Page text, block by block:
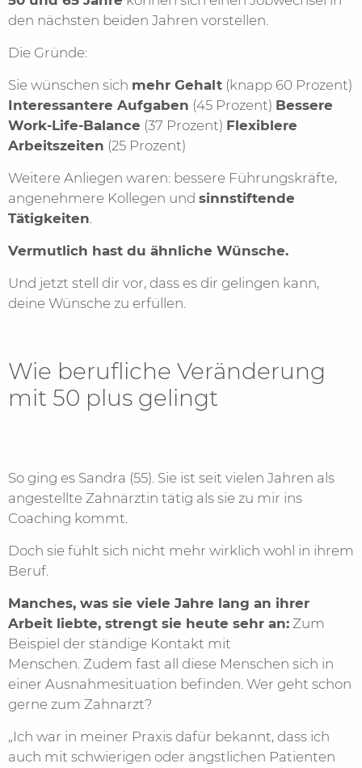
den nächsten beiden Jahren vorstellen.
Die Gründe:
Sie wünschen sich mehr Gehalt (knapp 60 Prozent)
Interessantere Aufgaben (45 Prozent) Bessere
Work-Life-Balance (37 Prozent) Flexiblere
Arbeitszeiten (25 Prozent)
Weitere Anliegen waren: bessere Führungskräfte,
angenehmere Kollegen und sinnstiftende
Tätigkeiten.
Vermutlich hast du ähnliche Wünsche.
Und jetzt stell dir vor, dass es dir gelingen kann,
deine Wünsche zu erfüllen.
Wie berufliche Veränderung
mit 50 plus gelingt
So ging es Sandra (55). Sie ist seit vielen Jahren als
angestellte Zahnärztin tätig als sie zu mir ins
Coaching kommt.
Doch sie fühlt sich nicht mehr wirklich wohl in ihrem
Beruf.
Manches, was sie viele Jahre lang an ihrer
Arbeit liebte, strengt sie heute sehr an: Zum
Beispiel der ständige Kontakt mit
Menschen. Zudem fast all diese Menschen sich in
einer Ausnahmesituation befinden. Wer geht schon
gerne zum Zahnarzt?
„Ich war in meiner Praxis dafür bekannt, dass ich
auch mit schwierigen oder ängstlichen Patienten